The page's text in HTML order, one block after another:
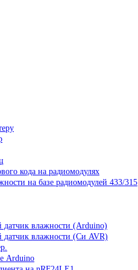
кода на радиомодулях
на базе радиомодулей 433/315
датчик влажности (Arduino)
датчик влажности (Си AVR)
Arduino